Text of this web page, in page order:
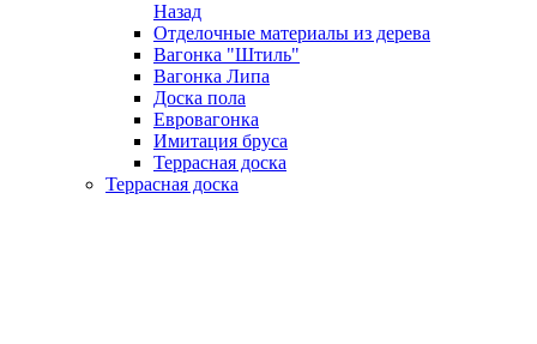
Назад
Отделочные материалы из дерева
Вагонка "Штиль"
Вагонка Липа
Доска пола
Евровагонка
Имитация бруса
Террасная доска
Террасная доска